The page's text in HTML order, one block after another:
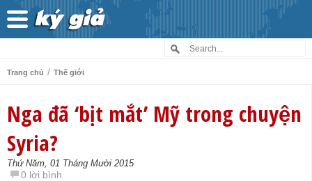
Trang chủ / Thế giới
Nga đã ‘bịt mắt’ Mỹ trong chuyện
Syria?
Thứ Năm, 01 Tháng Mười 2015
0 lời bình